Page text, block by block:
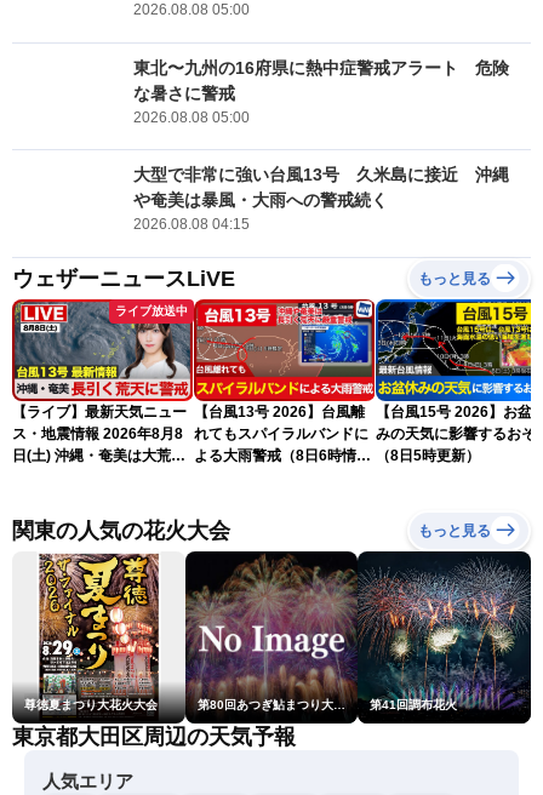
2026.08.08 05:00
東北〜九州の16府県に熱中症警戒アラート 危険
な暑さに警戒
2026.08.08 05:00
大型で非常に強い台風13号 久米島に接近 沖縄
や奄美は暴風・大雨への警戒続く
2026.08.08 04:15
ウェザーニュースLiVE もっと見る
ライブ放送中
【ライブ】最新天気ニュー
ス・地震情報 2026年8月8
日(土) 沖縄・奄美は大荒れ
ースLiVEサンシャイン・魚
住茉由／山口剛央〉
【台風13号 2026】台風離
れてもスパイラルバンドに
よる大雨警戒（8日6時情
【台風15号 2026】お盆
みの天気に影響するおそ
（8日5時更新）
関東の人気の花火大会 もっと見る
尊徳夏まつり大花火大会 第80回あつぎ鮎まつり大花火大会 第41回調布花火
東京都大田区周辺の天気予報
人気エリア